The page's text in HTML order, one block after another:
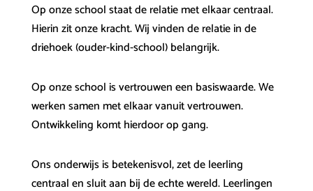
Op onze school staat de relatie met elkaar centraal.
Hierin zit onze kracht. Wij vinden de relatie in de
driehoek (ouder-kind-school) belangrijk.
Op onze school is vertrouwen een basiswaarde. We
werken samen met elkaar vanuit vertrouwen.
Ontwikkeling komt hierdoor op gang.
Ons onderwijs is betekenisvol, zet de leerling
centraal en sluit aan bij de echte wereld. Leerlingen